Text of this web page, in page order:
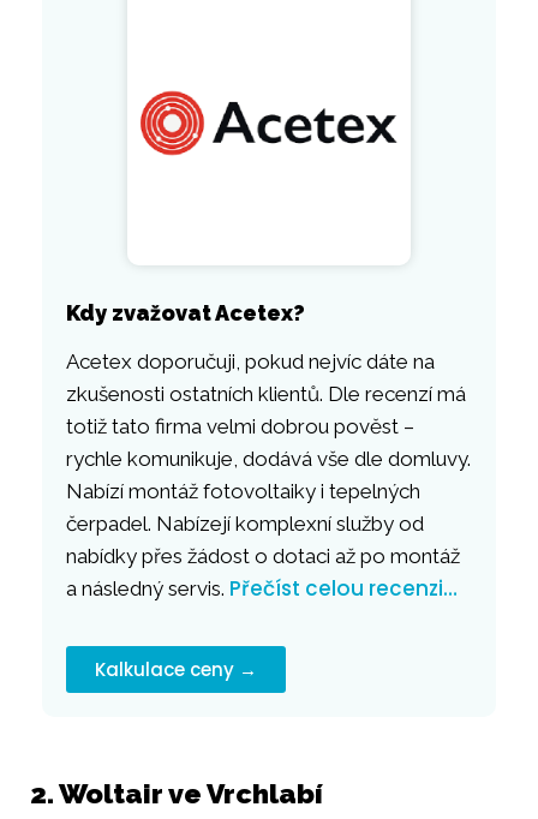
Kdy zvažovat Acetex?
Acetex doporučuji, pokud nejvíc dáte na
zkušenosti ostatních klientů. Dle recenzí má
totiž tato firma velmi dobrou pověst –
rychle komunikuje, dodává vše dle domluvy.
Nabízí montáž fotovoltaiky i tepelných
čerpadel. Nabízejí komplexní služby od
nabídky přes žádost o dotaci až po montáž
a následný servis. Přečíst celou recenzi…
Kalkulace ceny →
2. Woltair ve Vrchlabí